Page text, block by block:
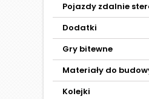
Pojazdy zdalnie
Dodatki
Gry bitewne
Materiały do
Kolejki